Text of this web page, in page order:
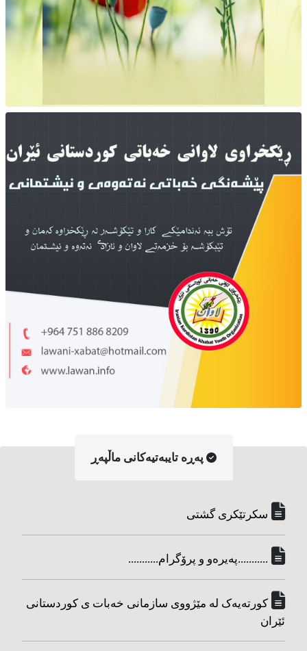
په‌ڕه‌ تایبه‌تیه‌کانی ماڵپه‌ڕ
سکرتێکری گشتی
...........په‌یره‌و و پرۆگرام...........
کورته‌یه‌ک له مێژووی سازمانی خه‌بات ی کوردستانی
ئێران